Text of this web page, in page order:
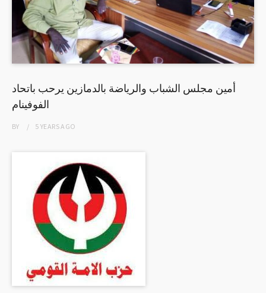
أمين مجلس الشباب والرياضة بالدمازين يرحب باتحاد
الفوفينام
BY 5 YEARSAGO